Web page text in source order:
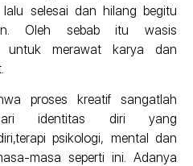
selesai dan hilang begitu
Oleh sebab itu wasis
untuk merawat karya dan
proses kreatif sangatlah
identitas diri yang
psikologi, mental dan
masa seperti ini. Adanya